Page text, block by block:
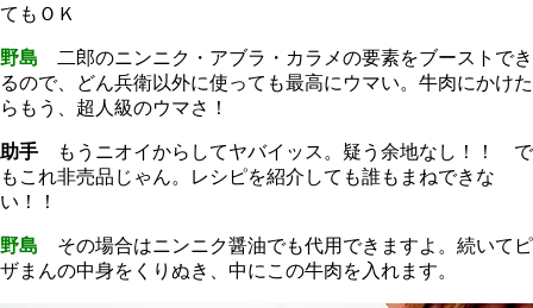
てもＯＫ
野島 二郎のニンニク・アブラ・カラメの要素をブーストでき
るので、どん兵衛以外に使っても最高にウマい。牛肉にかけた
らもう、超人級のウマさ！
助手 もうニオイからしてヤバイッス。疑う余地なし！！ で
もこれ非売品じゃん。レシピを紹介しても誰もまねできな
い！！
野島 その場合はニンニク醤油でも代用できますよ。続いてピ
ザまんの中身をくりぬき、中にこの牛肉を入れます。